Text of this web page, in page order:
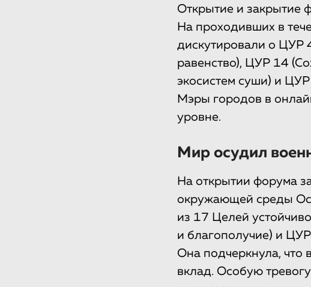
Открытие и закрытие
На проходивших в
дискутировали о ЦУР
равенство), ЦУР 14
экосистем суши) и ЦУР
Мэры городов в
уровне.
Мир осудил
На открытии форума
окружающей среды
из 17 Целей
и благополучие) и
Она подчеркнула, что
вклад. Особую